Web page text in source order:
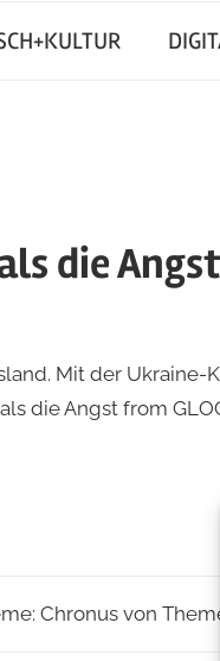
die Angst
Mit der Ukraine-
die Angst from
Chronus von